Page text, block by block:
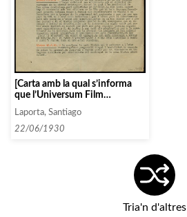
[Carta amb la qual s’informa
que l’Universum Film
diposada a entrar en
negociacions]
Laporta, Santiago
22/06/1930
Tria'n d'altres